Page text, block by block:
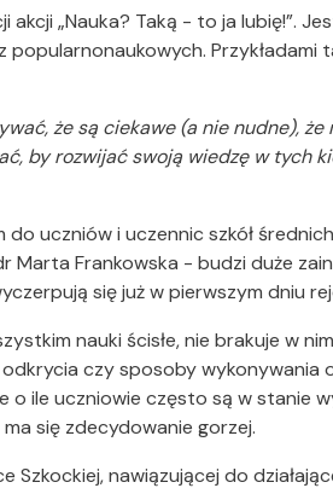
akcji „Nauka? Taką - to ja lubię!”.
Przykładami
że są ciekawe (a nie nudne), że
by rozwijać swoją wiedzę w tych
uczniów i uczennic szkół
Frankowska - budzi duże
się już w pierwszym dniu
nauki ścisłe, nie brakuje w
czy sposoby wykonywania
o ile uczniowie często są w stanie
się zdecydowanie gorzej.
Szkockiej, nawiązującej do